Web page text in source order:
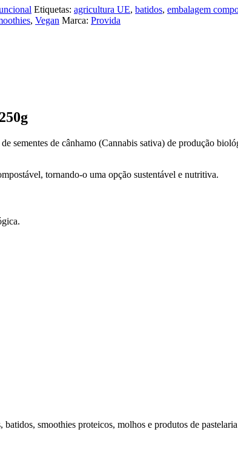
Etiquetas: agricultura UE, batidos, embalagem
, Vegan Marca: Provida
sementes de cânhamo (Cannabis sativa) de produção
tornando-o uma opção sustentável e nutritiva.
smoothies proteicos, molhos e produtos de